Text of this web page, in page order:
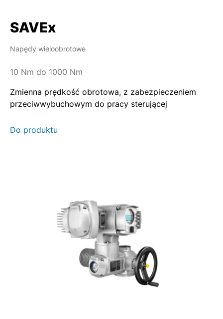
SAVEx
Napędy wieloobrotowe
10 Nm do 1000 Nm
Zmienna prędkość obrotowa, z zabezpieczeniem
przeciwwybuchowym do pracy sterującej
Do produktu